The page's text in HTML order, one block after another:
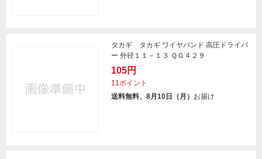
タカギ タカギ ワイヤバンド 高圧ドライバ
ー 外径１１－１３ ＱＧ４２９
105円
11ポイント
送料無料、8月10日（月） お届け